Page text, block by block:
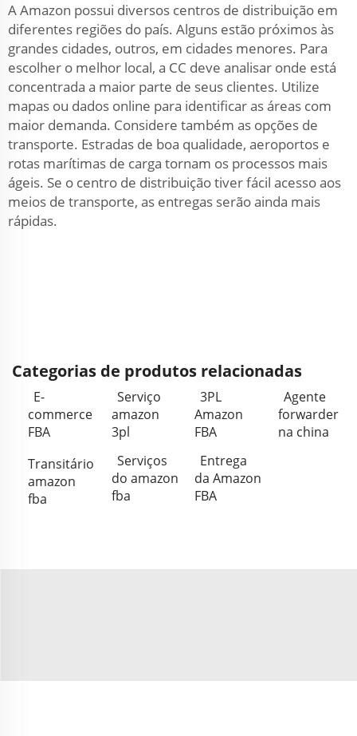
A Amazon possui diversos centros de distribuição em
diferentes regiões do país. Alguns estão próximos às
grandes cidades, outros, em cidades menores. Para
escolher o melhor local, a CC deve analisar onde está
concentrada a maior parte de seus clientes. Utilize
mapas ou dados online para identificar as áreas com
maior demanda. Considere também as opções de
transporte. Estradas de boa qualidade, aeroportos e
rotas marítimas de carga tornam os processos mais
ágeis. Se o centro de distribuição tiver fácil acesso aos
meios de transporte, as entregas serão ainda mais
rápidas.
Categorias de produtos relacionadas
E-
commerce
FBA
Serviço
amazon
3pl
3PL
Amazon
FBA
Agente
forwarder
na china
Transitário
amazon
fba
Serviços
do amazon
fba
Entrega
da Amazon
FBA